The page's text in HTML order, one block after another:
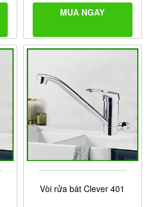
MUA NGAY
Vòi rửa bát Clever 401